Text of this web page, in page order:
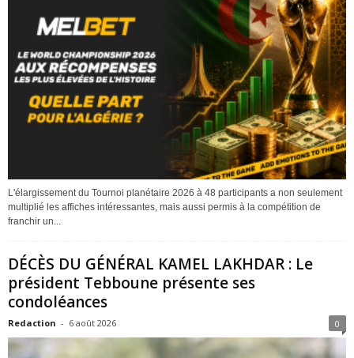
L'élargissement du Tournoi planétaire 2026 à 48 participants a non seulement
multiplié les affiches intéressantes, mais aussi permis à la compétition de
franchir un...
DÉCÈS DU GÉNÉRAL KAMEL LAKHDAR : Le
président Tebboune présente ses
condoléances
Redaction - 6 août 2026 0